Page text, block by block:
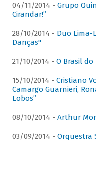
04/11/2014 - Grupo
Cirandar!”
28/10/2014 - Duo Lima-
Danças"
21/10/2014 - O Brasil
15/10/2014 - Cristiano
Camargo Guarnieri,
Lobos”
08/10/2014 - Arthur
03/09/2014 - Orquestra